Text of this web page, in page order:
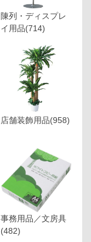
陳列・ディスプレ
イ用品(714)
店舗装飾用品(958)
事務用品／文房具
(482)